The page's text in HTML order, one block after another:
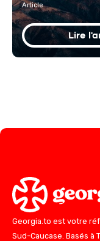
Article
Lire
Georgia.to est votre
Sud-Caucase. Basés